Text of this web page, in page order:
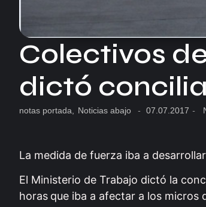
Colectivos
dictó
notas portada Noticias abajo - 07.07.2017 -
La medida de fuerza iba a
El Ministerio de Trabajo dictó la
horas que iba a afectar a los micros